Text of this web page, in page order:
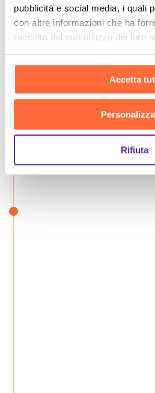
pubblicità e social media, i quali
con altre informazioni che ha
raccolto dal suo utilizzo dei loro
Accetta
Personalizza
Rifiuta